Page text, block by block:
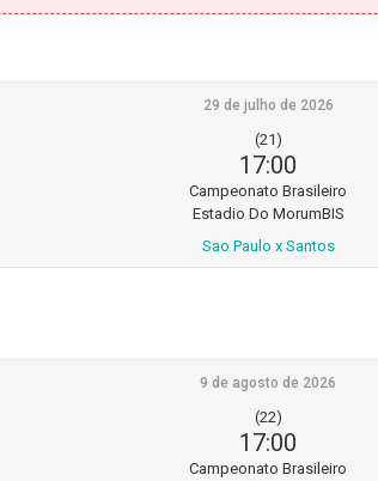
29 de julho de 2026
(21)
17:00
Campeonato Brasileiro
Estadio Do MorumBIS
Sao Paulo x Santos
9 de agosto de 2026
(22)
17:00
Campeonato Brasileiro